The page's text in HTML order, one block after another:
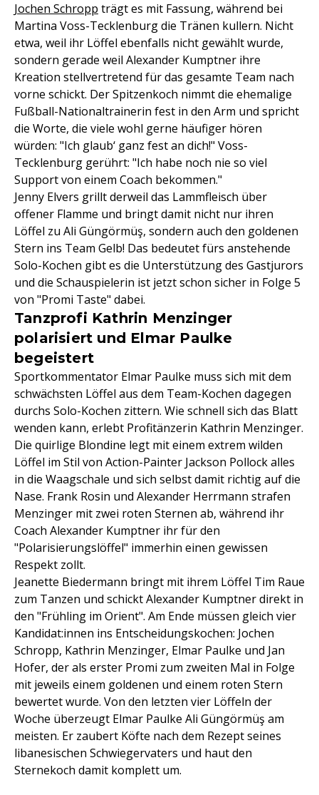
Jochen Schropp trägt es mit Fassung, während bei
Martina Voss-Tecklenburg die Tränen kullern. Nicht
etwa, weil ihr Löffel ebenfalls nicht gewählt wurde,
sondern gerade weil Alexander Kumptner ihre
Kreation stellvertretend für das gesamte Team nach
vorne schickt. Der Spitzenkoch nimmt die ehemalige
Fußball-Nationaltrainerin fest in den Arm und spricht
die Worte, die viele wohl gerne häufiger hören
würden: "Ich glaub‘ ganz fest an dich!" Voss-
Tecklenburg gerührt: "Ich habe noch nie so viel
Support von einem Coach bekommen."
Jenny Elvers grillt derweil das Lammfleisch über
offener Flamme und bringt damit nicht nur ihren
Löffel zu Ali Güngörmüş, sondern auch den goldenen
Stern ins Team Gelb! Das bedeutet fürs anstehende
Solo-Kochen gibt es die Unterstützung des Gastjurors
und die Schauspielerin ist jetzt schon sicher in Folge 5
von "Promi Taste" dabei.
Tanzprofi Kathrin Menzinger
polarisiert und Elmar Paulke
begeistert
Sportkommentator Elmar Paulke muss sich mit dem
schwächsten Löffel aus dem Team-Kochen dagegen
durchs Solo-Kochen zittern. Wie schnell sich das Blatt
wenden kann, erlebt Profitänzerin Kathrin Menzinger.
Die quirlige Blondine legt mit einem extrem wilden
Löffel im Stil von Action-Painter Jackson Pollock alles
in die Waagschale und sich selbst damit richtig auf die
Nase. Frank Rosin und Alexander Herrmann strafen
Menzinger mit zwei roten Sternen ab, während ihr
Coach Alexander Kumptner ihr für den
"Polarisierungslöffel" immerhin einen gewissen
Respekt zollt.
Jeanette Biedermann bringt mit ihrem Löffel Tim Raue
zum Tanzen und schickt Alexander Kumptner direkt in
den "Frühling im Orient". Am Ende müssen gleich vier
Kandidat:innen ins Entscheidungskochen: Jochen
Schropp, Kathrin Menzinger, Elmar Paulke und Jan
Hofer, der als erster Promi zum zweiten Mal in Folge
mit jeweils einem goldenen und einem roten Stern
bewertet wurde. Von den letzten vier Löffeln der
Woche überzeugt Elmar Paulke Ali Güngörmüş am
meisten. Er zaubert Köfte nach dem Rezept seines
libanesischen Schwiegervaters und haut den
Sternekoch damit komplett um.